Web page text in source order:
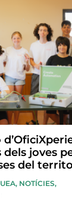
joves
del
, NOTÍCIES,